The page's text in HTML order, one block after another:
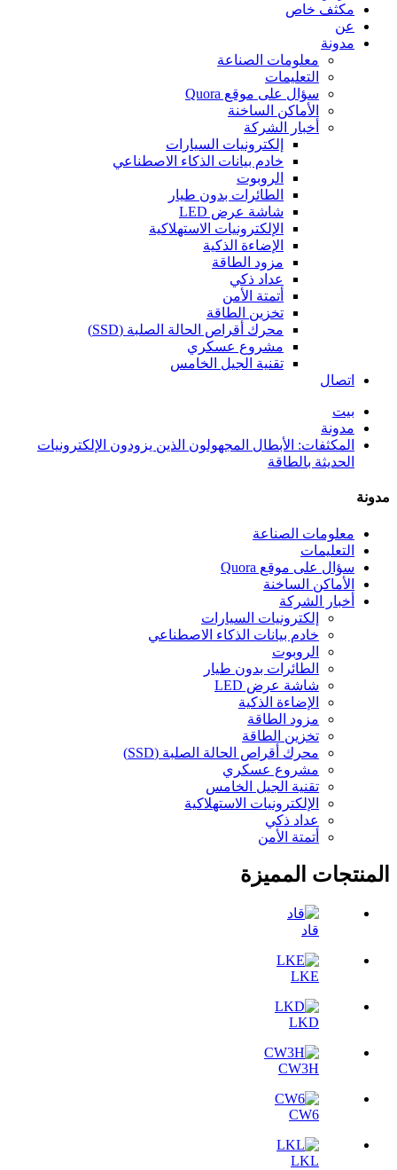
مكثف خاص
عن
مدونة
معلومات الصناعة
التعليمات
سؤال على موقع Quora
الأماكن الساخنة
أخبار الشركة
إلكترونيات السيارات
خادم بيانات الذكاء الاصطناعي
الروبوت
الطائرات بدون طيار
شاشة عرض LED
الإلكترونيات الاستهلاكية
الإضاءة الذكية
مزود الطاقة
عداد ذكي
أتمتة الأمن
تخزين الطاقة
محرك أقراص الحالة الصلبة (SSD)
مشروع عسكري
تقنية الجيل الخامس
اتصال
بيت
مدونة
المكثفات: الأبطال المجهولون الذين يزودون الإلكترونيات
الحديثة بالطاقة
مدونة
معلومات الصناعة
التعليمات
سؤال على موقع Quora
الأماكن الساخنة
أخبار الشركة
إلكترونيات السيارات
خادم بيانات الذكاء الاصطناعي
الروبوت
الطائرات بدون طيار
شاشة عرض LED
الإضاءة الذكية
مزود الطاقة
تخزين الطاقة
محرك أقراص الحالة الصلبة (SSD)
مشروع عسكري
تقنية الجيل الخامس
الإلكترونيات الاستهلاكية
عداد ذكي
أتمتة الأمن
المنتجات المميزة
قاد
LKE
LKD
CW3H
CW6
LKL